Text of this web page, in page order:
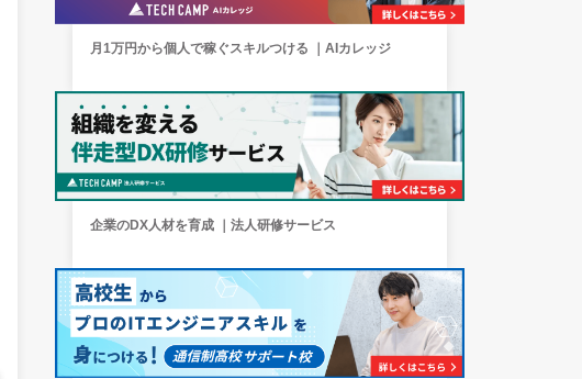
月1万円から個人で稼ぐスキルつける ｜AIカレッジ
企業のDX人材を育成 ｜法人研修サービス